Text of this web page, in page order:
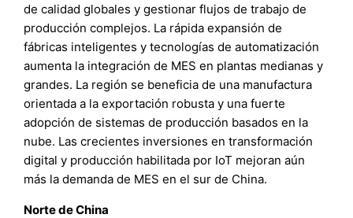
de calidad globales y gestionar flujos de trabajo de
producción complejos. La rápida expansión de
fábricas inteligentes y tecnologías de automatización
aumenta la integración de MES en plantas medianas y
grandes. La región se beneficia de una manufactura
orientada a la exportación robusta y una fuerte
adopción de sistemas de producción basados en la
nube. Las crecientes inversiones en transformación
digital y producción habilitada por IoT mejoran aún
más la demanda de MES en el sur de China.
Norte de China